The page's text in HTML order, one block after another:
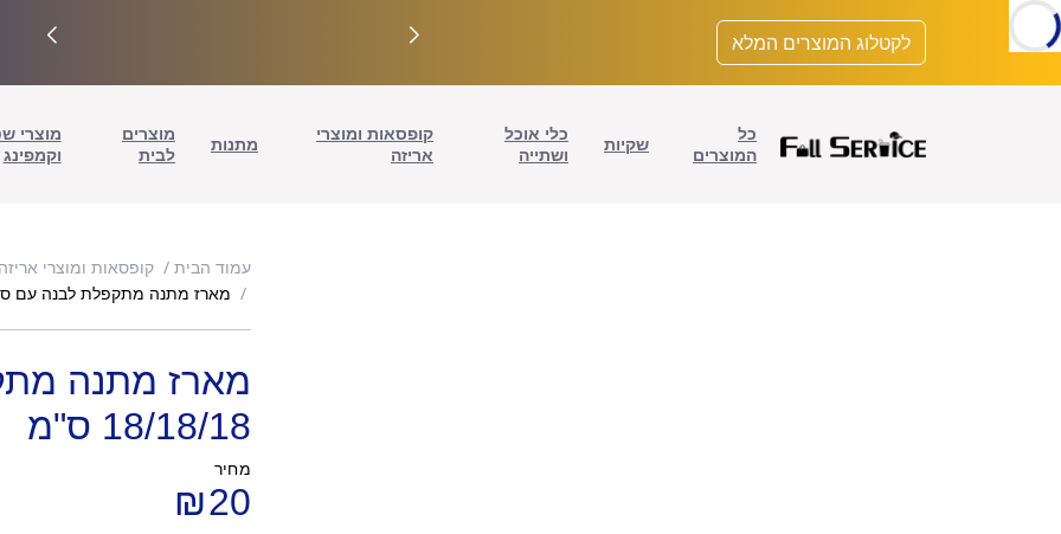
לתוכן
לקטלוג המוצרים המלא
כל
המוצרים
שקיות
כלי אוכל
ושתייה
קופסאות ומוצרי
אריזה
מתנות
מוצרים
לבית
מוצרי
וקמפינג
עמוד הבית קופסאות ומוצרי אריזה
מארז מתנה מתקפלת לבנה עם סרט – 18/
מארז מתנה
18/18/18 ס"מ
מחיר
₪20